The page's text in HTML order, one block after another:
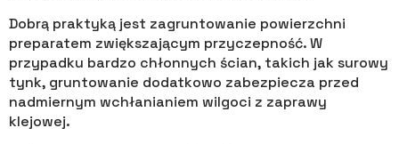
Dobrą praktyką jest zagruntowanie powierzchni
preparatem zwiększającym przyczepność. W
przypadku bardzo chłonnych ścian, takich jak surowy
tynk, gruntowanie dodatkowo zabezpiecza przed
nadmiernym wchłanianiem wilgoci z zaprawy
klejowej.